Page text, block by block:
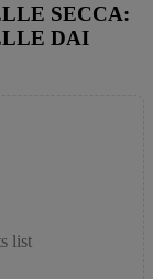
SECCA:
DAI
list